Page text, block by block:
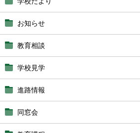
お知らせ
教育相談
学校見学
進路情報
同窓会